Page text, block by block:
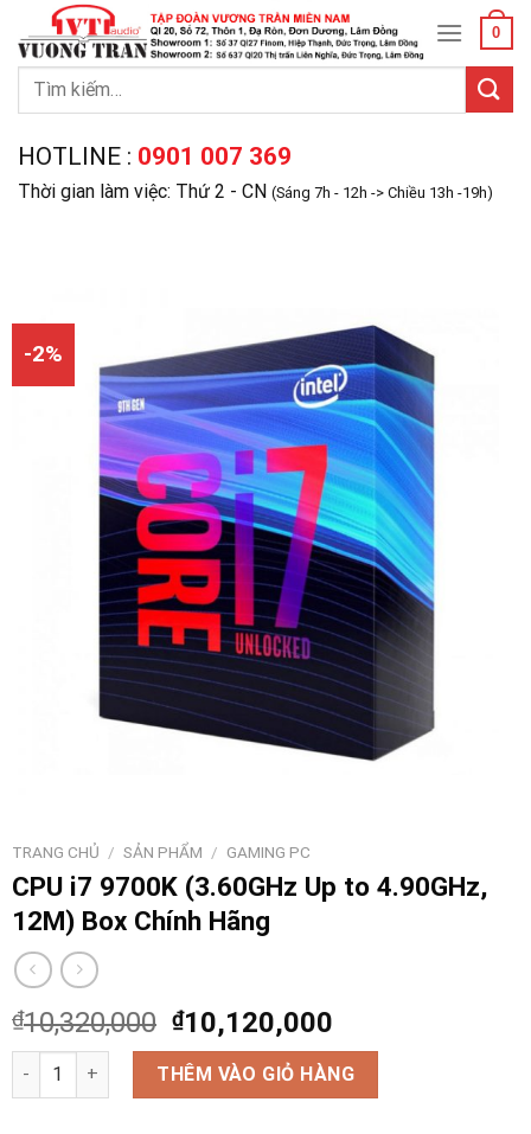
content
0
Tìm
HOTLINE : 0901 007 369
Thời gian làm việc: Thứ 2 - CN (Sáng 7h - 12h -> Chiều 13h -19h)
-2%
TRANG CHỦ / SẢN PHẨM / GAMING PC
CPU i7 9700K (3.60GHz Up to 4.90GHz,
12M) Box Chính Hãng
₫10,320,000 ₫10,120,000
CPU i7 9700K (3.60GHz Up to 4.90GHz, 12M) Box Chính Hãng
THÊM VÀO GIỎ HÀNG